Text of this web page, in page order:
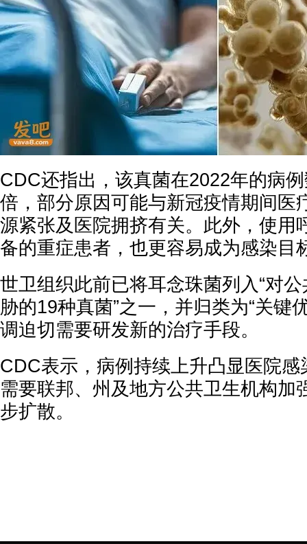
CDC还指出，该真菌在2022年的病
倍，部分原因可能与新冠疫情期间医
源紧张及医院拥挤有关。此外，使用
备的重症患者，也更容易成为感染目
世卫组织此前已将耳念珠菌列入“对
胁的19种真菌”之一，并归类为“关键
调迫切需要研发新的治疗手段。
CDC表示，病例持续上升凸显医院
需要联邦、州及地方公共卫生机构加
步扩散。